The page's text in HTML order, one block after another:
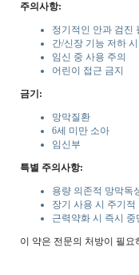
주의사항:
정기적인 안과 검진
간/신장 기능 저하 시
임신 중 사용 주의
어린이 접근 금지
금기:
망막질환
6세 미만 소아
임신부
특별 주의사항:
용량 의존적 망막독
장기 사용 시 주기적
근력약화 시 즉시 중
이 약은 전문의 처방이 필